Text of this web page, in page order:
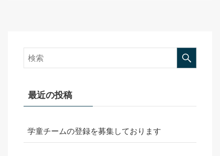
最近の投稿
学童チームの登録を募集しております